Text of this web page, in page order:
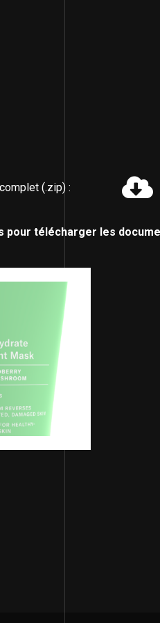
(.zip) :
pour télécharger les